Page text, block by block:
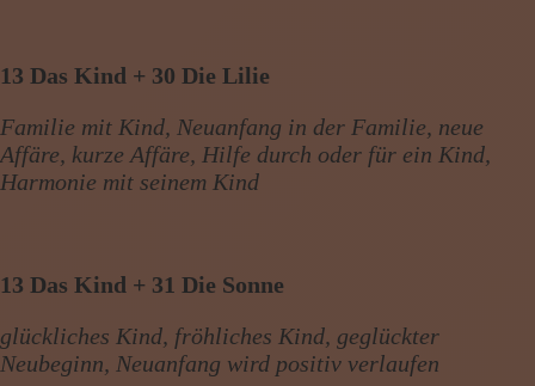
13 Das Kind + 30 Die Lilie
Familie mit Kind, Neuanfang in der Familie, neue
Affäre, kurze Affäre, Hilfe durch oder für ein Kind,
Harmonie mit seinem Kind
13 Das Kind + 31 Die Sonne
glückliches Kind, fröhliches Kind, geglückter
Neubeginn, Neuanfang wird positiv verlaufen